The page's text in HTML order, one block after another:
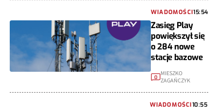
WIADOMOŚCI15:54
Zasięg Play
powiększył się
o 284 nowe
stacje bazowe
0
MIESZKO
ZAGAŃCZYK
WIADOMOŚCI10:55